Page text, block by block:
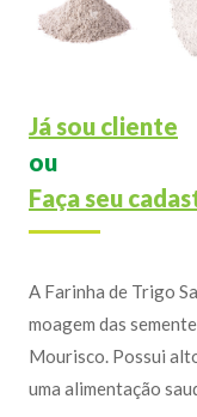
Já sou cliente
ou
Faça seu
A Farinha de Trigo
moagem das
Mourisco. Possui
uma alimentação